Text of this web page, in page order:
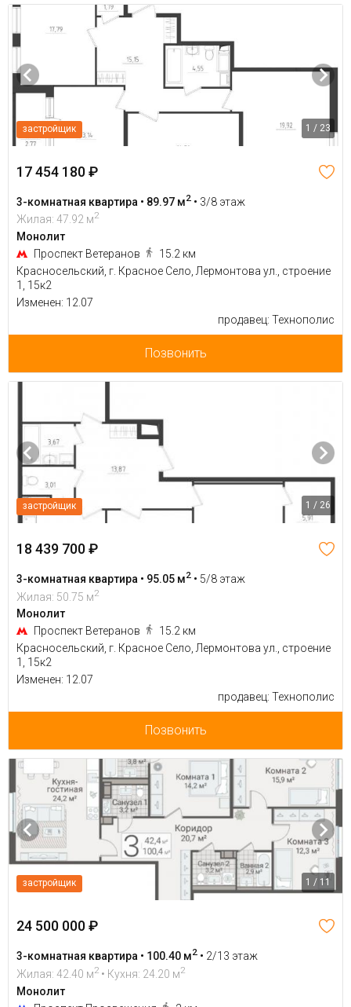
застройщик 1 / 23
17 454 180 ₽
3-комнатная квартира • 89.97 м2 • 3/8 этаж
Жилая: 47.92 м2
Монолит
Проспект Ветеранов
15.2 км
Красносельский, г. Красное Село, Лермонтова ул., строение
1, 15к2
Изменен: 12.07
продавец: Технополис
Позвонить
застройщик 1 / 26
18 439 700 ₽
3-комнатная квартира • 95.05 м2 • 5/8 этаж
Жилая: 50.75 м2
Монолит
Проспект Ветеранов
15.2 км
Красносельский, г. Красное Село, Лермонтова ул., строение
1, 15к2
Изменен: 12.07
продавец: Технополис
Позвонить
застройщик 1 / 11
24 500 000 ₽
3-комнатная квартира • 100.40 м2 • 2/13 этаж
Жилая: 42.40 м2 • Кухня: 24.20 м2
Монолит